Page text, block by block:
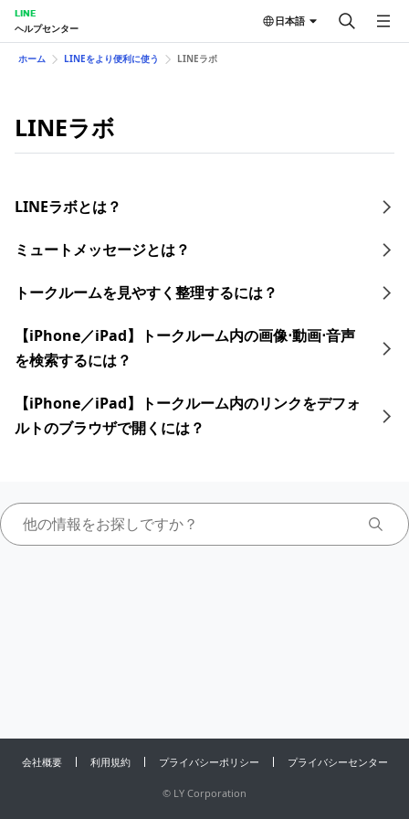
LINE
ヘルプセンター
日本語
ホーム LINEをより便利に使う LINEラボ
LINEラボ
LINEラボとは？
ミュートメッセージとは？
トークルームを見やすく整理するには？
【iPhone／iPad】トークルーム内の画像⋅動画⋅音声
を検索するには？
【iPhone／iPad】トークルーム内のリンクをデフォ
ルトのブラウザで開くには？
会社概要 利用規約 プライバシーポリシー プライバシーセンター
© LY Corporation